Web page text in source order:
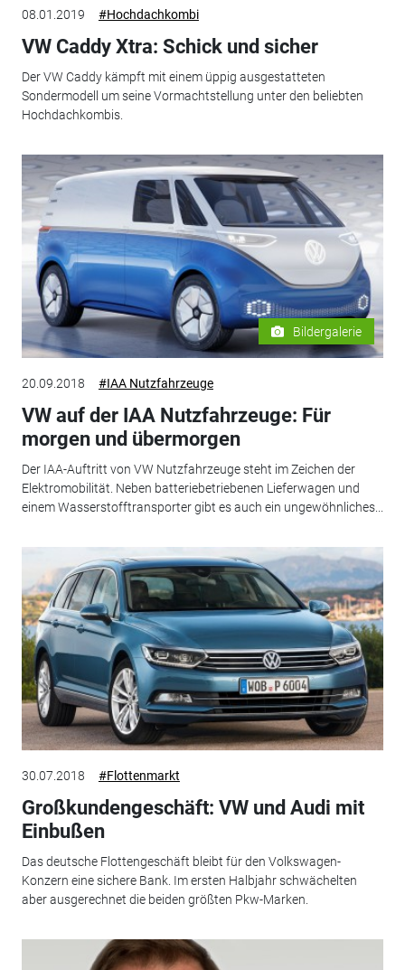
08.01.2019 #Hochdachkombi
VW Caddy Xtra: Schick und sicher
Der VW Caddy kämpft mit einem üppig ausgestatteten
Sondermodell um seine Vormachtstellung unter den beliebten
Hochdachkombis.
Bildergalerie
20.09.2018 #IAA Nutzfahrzeuge
VW auf der IAA Nutzfahrzeuge: Für
morgen und übermorgen
Der IAA-Auftritt von VW Nutzfahrzeuge steht im Zeichen der
Elektromobilität. Neben batteriebetriebenen Lieferwagen und
einem Wasserstofftransporter gibt es auch ein ungewöhnliches...
30.07.2018 #Flottenmarkt
Großkundengeschäft: VW und Audi mit
Einbußen
Das deutsche Flottengeschäft bleibt für den Volkswagen-
Konzern eine sichere Bank. Im ersten Halbjahr schwächelten
aber ausgerechnet die beiden größten Pkw-Marken.